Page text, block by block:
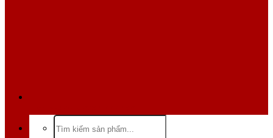
Tìm
kiếm: